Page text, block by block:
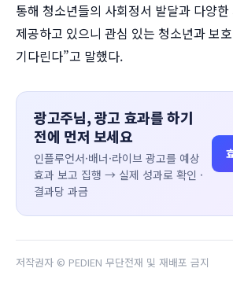
통해 청소년들의 사회정서 발달과 다양
제공하고 있으니 관심 있는 청소년과 보
기다린다”고 말했다.
광고주님, 광고 효과를 하기
전에 먼저 보세요
인플루언서·배너·라이브 광고를 예상
효과 보고 집행 → 실제 성과로 확인 ·
결과당 과금
저작권자 © PEDIEN 무단전재 및 재배포 금지